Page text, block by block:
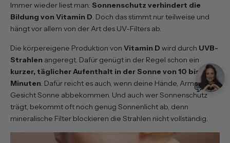
Immer wieder liest man: Sonnenschutz verhindert die
Bildung von Vitamin D. Doch das stimmt nur teilweise und
hängt vor allem von der Art des UV-Filters ab.
Die körpereigene Produktion von Vitamin D wird durch UVB-
Strahlen angeregt. Dafür genügt in der Regel schon ein
kurzer, täglicher Aufenthalt in der Sonne von 10 bis 20
Minuten. Dafür reicht es auch, wenn deine Hände, Arme oder
Gesicht Sonne abbekommen. Und auch wer Sonnenschutz
trägt, bekommt oft noch genug Sonnenlicht ab, denn
mineralische Filter blockieren die Strahlen nicht vollständig.
💬